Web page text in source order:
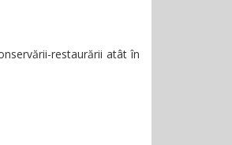
restaurării atât în